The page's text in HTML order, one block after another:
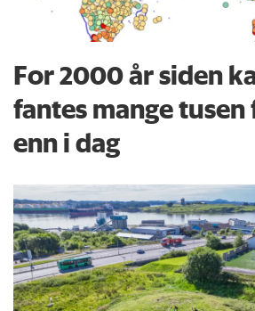
For 2000 år siden
fantes mange
enn i dag